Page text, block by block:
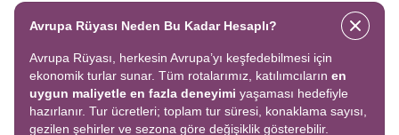
Avrupa Rüyası Neden Bu Kadar Hesaplı?
Avrupa Rüyası, herkesin Avrupa’yı keşfedebilmesi için
ekonomik turlar sunar. Tüm rotalarımız, katılımcıların en
uygun maliyetle en fazla deneyimi yaşaması hedefiyle
hazırlanır. Tur ücretleri; toplam tur süresi, konaklama sayısı,
gezilen şehirler ve sezona göre değişiklik gösterebilir.